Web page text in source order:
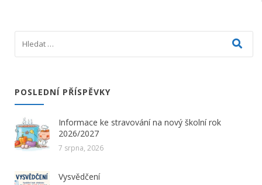
POSLEDNÍ PŘÍSPĚVKY
Informace ke stravování na nový školní rok
2026/2027
7 srpna, 2026
Vysvědčení